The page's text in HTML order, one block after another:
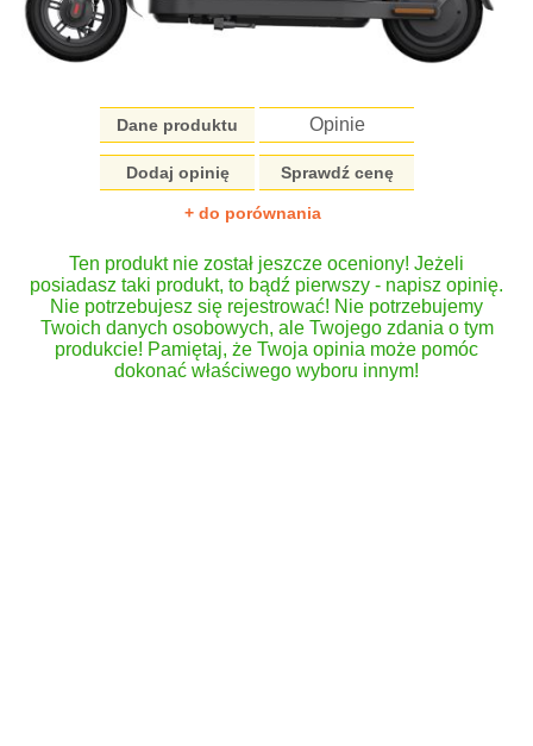
Dane produktu Opinie
Dodaj opinię Sprawdź cenę
+ do porównania
Ten produkt nie został jeszcze oceniony! Jeżeli
posiadasz taki produkt, to bądź pierwszy - napisz opinię.
Nie potrzebujesz się rejestrować! Nie potrzebujemy
Twoich danych osobowych, ale Twojego zdania o tym
produkcie! Pamiętaj, że Twoja opinia może pomóc
dokonać właściwego wyboru innym!